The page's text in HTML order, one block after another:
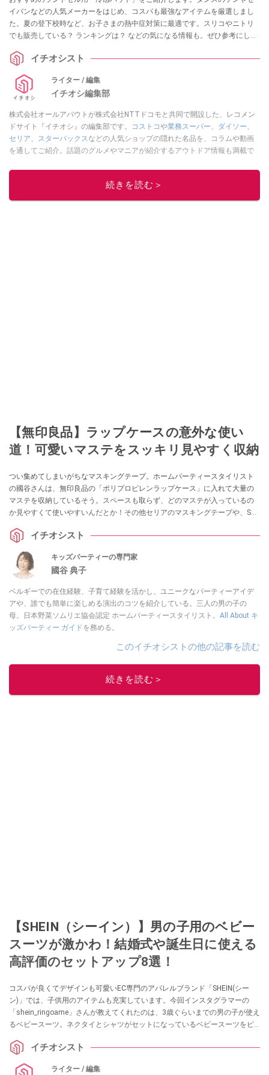
イバンなどの人気メーカーをはじめ、コスパも最強なアイテムを厳選しまし
た。夏の登下校時など、お子さまの熱中症対策に最適です。スリコやニトリ
でも販売している？ ランキングは？ などの気になる情報も。ぜひ参考にして
イチオシスト
ライター / 編集
イチオシ編集部
株式会社オールアバウトが株式会社NTTドコモと共同で開設した、レコメン
ドサイト『イチオシ』の編集部です。
コストコや業務スーパー、 ダイソー、
セリア、 スターバックスなどの人気ショップの隠れた名品を、コラムや動画
を通してご紹介。話題のグルメやマニアが紹介するアウトドア情報も満載で
レビューしています。毎日トレンド情報をお届けしているので、ぜひ
してください！続きを読む＞
【無印良品】ラップケースの意外な使い
道！可愛いマステをスッキリ見やすく収納
つい集めてしまいがちなマスキングテープ。ホームパーティースタイリスト
の國谷さんは、無印良品の「ポリプロピレンラップケース」に入れて大量の
マステを収納しているそう。スペースも取らず、どのマステが入っているの
か見やすくて使いやすいんだとか！その他セリアのマスキングテープや、SNS
イチオシスト
キッズパーティーの専門家
國谷 典子
ベルギーでの在住経験、子育て経験を活かし、ユニークなパーティーアイデ
アや、誰でも簡単に楽しめる演出のコツを紹介している。三人の男の子の
母。日本野菜ソムリエ協会認定 ホームパーティースタイリスト。 All About キ
ッズパーティー ガイドを務める。
このイチオシストの他の記事を読む
続きを読む＞
【SHEIN（シーイン）】男の子用のベビー
スーツが激かわ！結婚式や誕生日に使える
高評価のセットアップ8選！
コスパが良くてデザインも可愛いEC専門のアパレルブランド「SHEIN(シー
ン)」では、子供用のアイテムも充実しています。今回インスタグラマーの
「shein_ringoame」さんが教えてくれたのは、3歳ぐらいまでの男の子が使え
るベビースーツ。ネクタイとシャツがセットになっているベビースーツをピ
んに着せてあげたい衣装をお探しの方はぜひ参考にしてみてくださいね。
イチオシスト
ライター / 編集